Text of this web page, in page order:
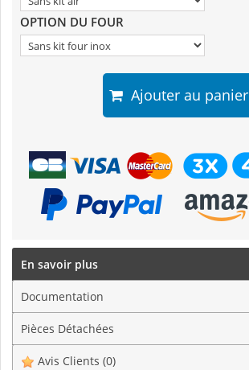
OPTION DU FOUR
Ajouter au panier
En savoir plus
Documentation
Pièces Détachées
Avis Clients (0)